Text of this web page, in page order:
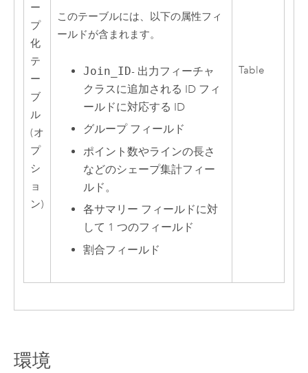
ー
プ
化
テ
ー
ブ
ル
(オ
プ
シ
ョ
ン)
このテーブルには、以下の属性フィ
ールドが含まれます。
Join_ID- 出力フィーチャ
クラスに追加される ID フィ
ールドに対応する ID
グループ フィールド
ポイント数やラインの長さ
などのシェープ集計フィー
ルド。
各サマリー フィールドに対
して 1 つのフィールド
割合フィールド
Table
環境